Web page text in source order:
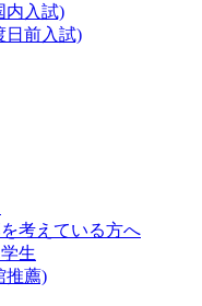
内入試)
日前入試)
考えている方へ
生
推薦)